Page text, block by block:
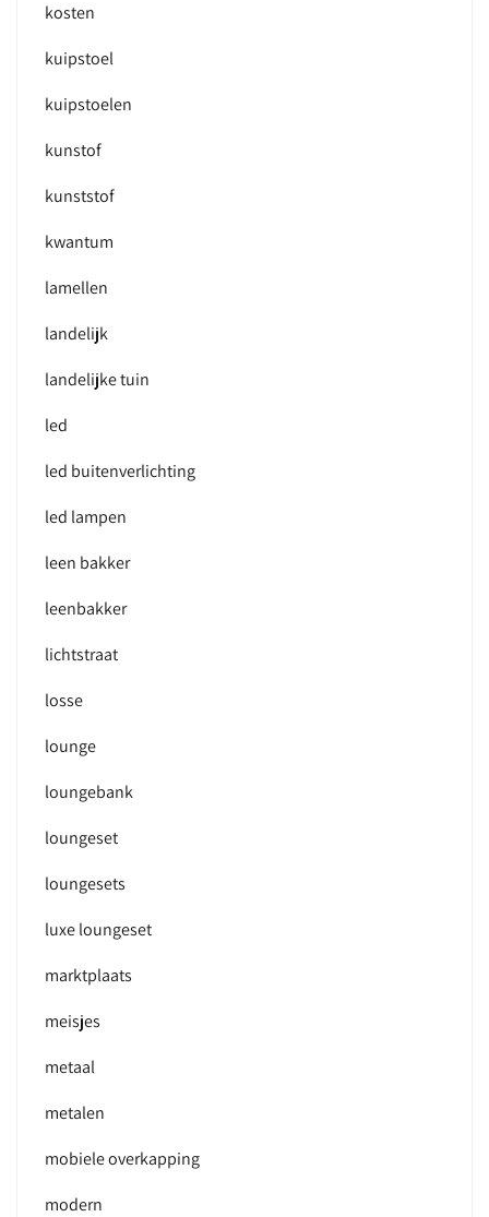
kosten
kuipstoel
kuipstoelen
kunstof
kunststof
kwantum
lamellen
landelijk
landelijke tuin
led
led buitenverlichting
led lampen
leen bakker
leenbakker
lichtstraat
losse
lounge
loungebank
loungeset
loungesets
luxe loungeset
marktplaats
meisjes
metaal
metalen
mobiele overkapping
modern